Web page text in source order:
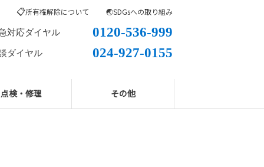
対応ダイヤル 0120-536-999
ダイヤル 024-927-0155
点検・修理 その他
📋所有権解除について 🌏SDGsへの取り組み